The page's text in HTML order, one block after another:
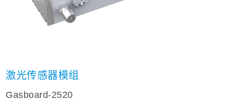
激光传感器模组
Gasboard-2520